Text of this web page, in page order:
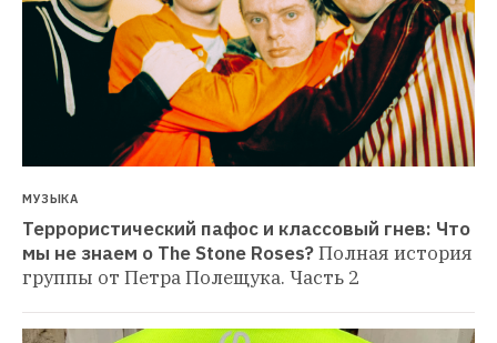
МУЗЫКА
Террористический пафос и классовый гнев: Что
мы не знаем о The Stone Roses?Полная история
группы от Петра Полещука. Часть 2